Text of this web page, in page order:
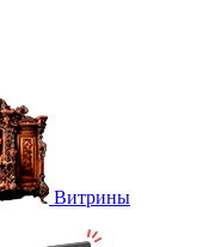
Витрины